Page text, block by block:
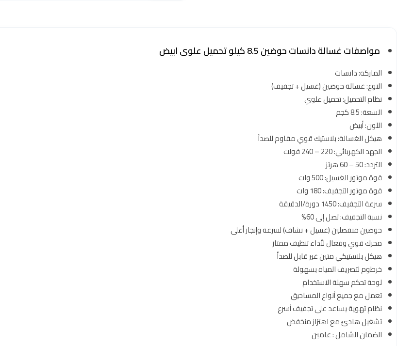
مواصفات غسالة دانسات حوضين 8.5 كيلو تحميل علوى ابيض
الماركة: دانسات
النوع: غسالة حوضين (غسيل + تجفيف)
نظام التحميل: تحميل علوي
السعة: 8.5 كجم
اللون: أبيض
هيكل الغسالة: بلاستيك قوي مقاوم للصدأ
الجهد الكهربائي: 220 – 240 فولت
التردد: 50 – 60 هرتز
قوة موتور الغسيل: 500 وات
قوة موتور التجفيف: 180 وات
سرعة التجفيف: 1450 دورة/الدقيقة
نسبة التجفيف: تصل إلى 60%
حوضين منفصلين (غسيل + نشاف) لسرعة وإنجاز أعلى
محرك قوي وفعال لأداء تنظيف ممتاز
هيكل بلاستيكي متين غير قابل للصدأ
خرطوم لتصريف المياه بسهولة
لوحة تحكم سهلة الاستخدام
تعمل مع جميع أنواع المساحيق
نظام تهوية يساعد على تجفيف أسرع
تشغيل هادئ مع اهتزاز منخفض
الضمان الشامل : عامين